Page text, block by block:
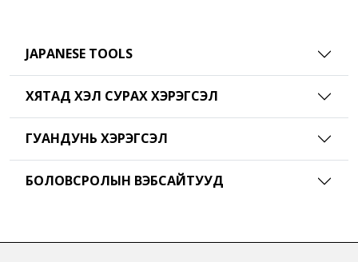
JAPANESE TOOLS
ХЯТАД ХЭЛ СУРАХ ХЭРЭГСЭЛ
ГУАНДУНЬ ХЭРЭГСЭЛ
БОЛОВСРОЛЫН ВЭБСАЙТУУД